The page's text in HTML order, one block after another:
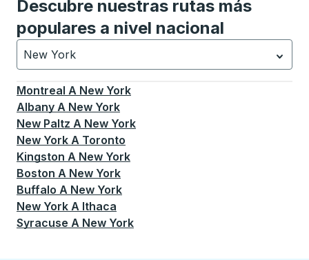
Descubre nuestras rutas más
populares a nivel nacional
New York
Currently selected: New York.La selección está
Montreal A New York
Albany A New York
New Paltz A New York
New York A Toronto
Kingston A New York
Boston A New York
Buffalo A New York
New York A Ithaca
Syracuse A New York